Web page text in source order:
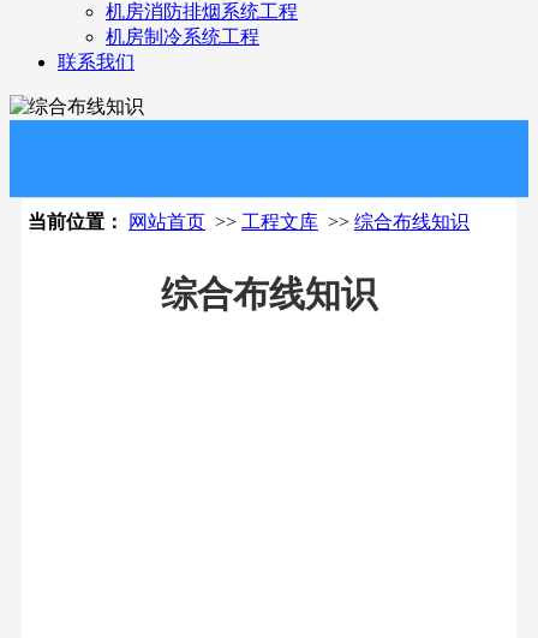
机房消防排烟系统工程
机房制冷系统工程
联系我们
当前位置： 网站首页 >> 工程文库 >> 综合布线知识
综合布线知识